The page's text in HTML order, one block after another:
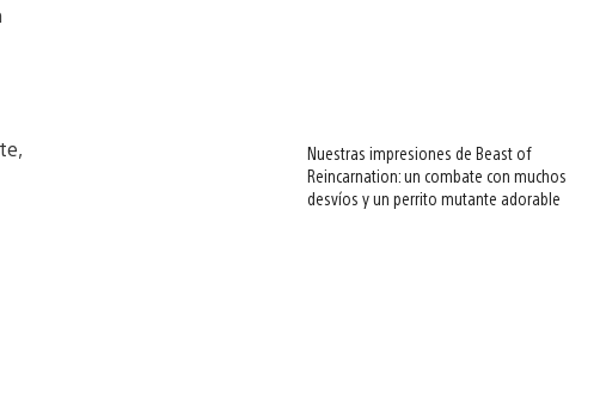
Nuestras impresiones de Beast of
Reincarnation: un combate con muchos
desvíos y un perrito mutante adorable